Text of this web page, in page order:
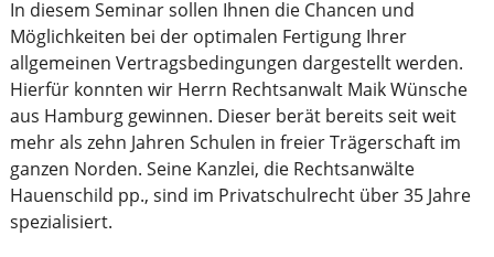
In diesem Seminar sollen Ihnen die Chancen und
Möglichkeiten bei der optimalen Fertigung Ihrer
allgemeinen Vertragsbedingungen dargestellt werden.
Hierfür konnten wir Herrn Rechtsanwalt Maik Wünsche
aus Hamburg gewinnen. Dieser berät bereits seit weit
mehr als zehn Jahren Schulen in freier Trägerschaft im
ganzen Norden. Seine Kanzlei, die Rechtsanwälte
Hauenschild pp., sind im Privatschulrecht über 35 Jahre
spezialisiert.